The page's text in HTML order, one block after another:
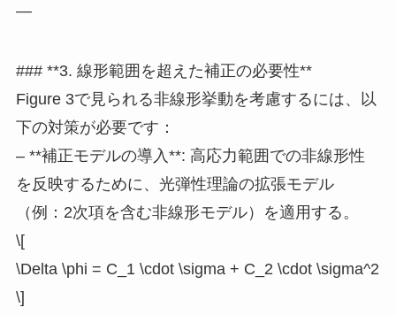
—
### **3. 線形範囲を超えた補正の必要性**
Figure 3で見られる非線形挙動を考慮するには、以
下の対策が必要です：
– **補正モデルの導入**: 高応力範囲での非線形性
を反映するために、光弾性理論の拡張モデル
（例：2次項を含む非線形モデル）を適用する。
\[
\Delta \phi = C_1 \cdot \sigma + C_2 \cdot \sigma^2
\]